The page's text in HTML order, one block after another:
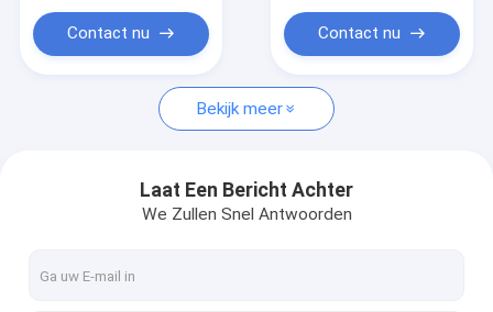
Verzoek om een Citaat
Planetarische gelijkstroom Aangepaste Motor
Geborstelde gelijkstroom Aangepaste Motor
Brushless gelijkstroom Aangepaste Motor
Contact nu Contact nu
Bekijk meer
Laat Een Bericht Achter
We Zullen Snel Antwoorden